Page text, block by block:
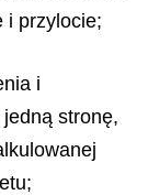
i przylocie;
i
stronę,